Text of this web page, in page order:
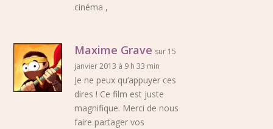
cinéma ,
Maxime Grave sur 15
janvier 2013 à 9 h 33 min
Je ne peux qu’appuyer ces
dires ! Ce film est juste
magnifique. Merci de nous
faire partager vos